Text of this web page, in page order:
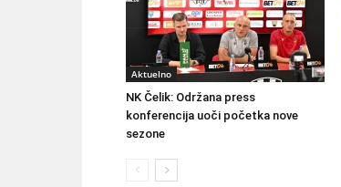
Aktuelno
NK Čelik: Održana press
konferencija uoči početka nove
sezone